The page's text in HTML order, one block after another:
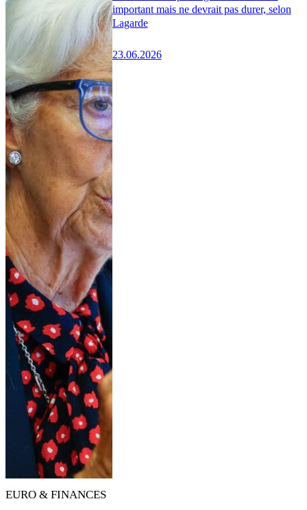
important mais ne devrait pas durer, selon
Lagarde
23.06.2026
EURO & FINANCES